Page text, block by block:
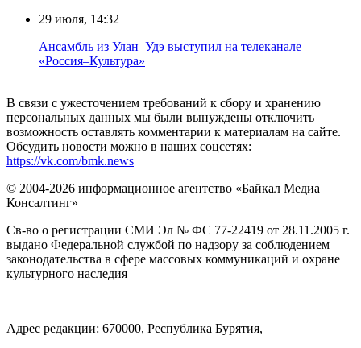
29 июля, 14:32
Ансамбль из Улан–Удэ выступил на телеканале
«Россия–Культура»
В связи с ужесточением требований к сбору и хранению
персональных данных мы были вынуждены отключить
возможность оставлять комментарии к материалам на сайте.
Обсудить новости можно в наших соцсетях:
https://vk.com/bmk.news
© 2004-2026 информационное агентство «Байкал Медиа
Консалтинг»
Св-во о регистрации СМИ Эл № ФС 77-22419 от 28.11.2005 г.
выдано Федеральной службой по надзору за соблюдением
законодательства в сфере массовых коммуникаций и охране
культурного наследия
Адрес редакции: 670000, Республика Бурятия,